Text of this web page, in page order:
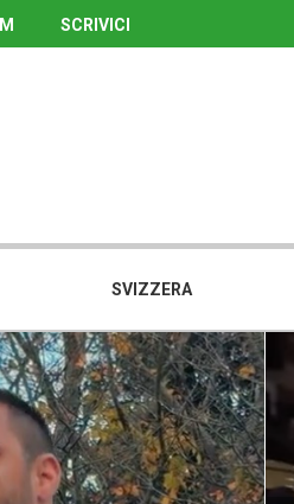
SCRIVICI
SVIZZERA